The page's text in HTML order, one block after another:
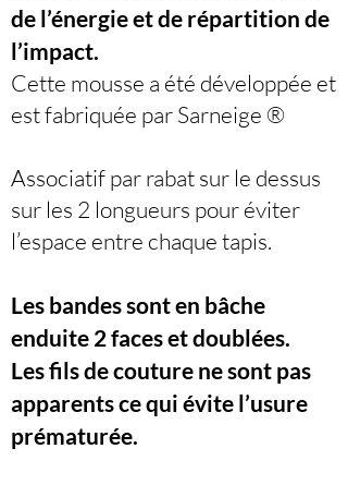
de l’énergie et de répartition de
l’impact.
Cette mousse a été développée et
est fabriquée par Sarneige ®
Associatif par rabat sur le dessus
sur les 2 longueurs pour éviter
l’espace entre chaque tapis.
Les bandes sont en bâche
enduite 2 faces et doublées.
Les fils de couture ne sont pas
apparents ce qui évite l’usure
prématurée.